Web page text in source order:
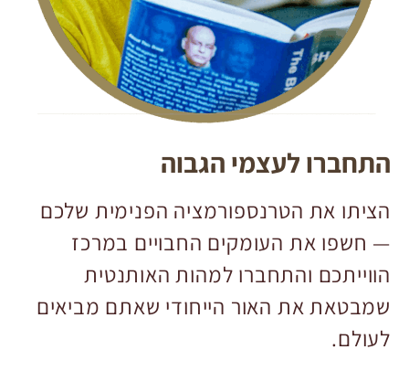
התחברו לעצמי הגבוה
הציתו את הטרנספורמציה הפנימית שלכם
— חשפו את העומקים החבויים במרכז
הווייתכם והתחברו למהות האותנטית
שמבטאת את האור הייחודי שאתם מביאים
לעולם.